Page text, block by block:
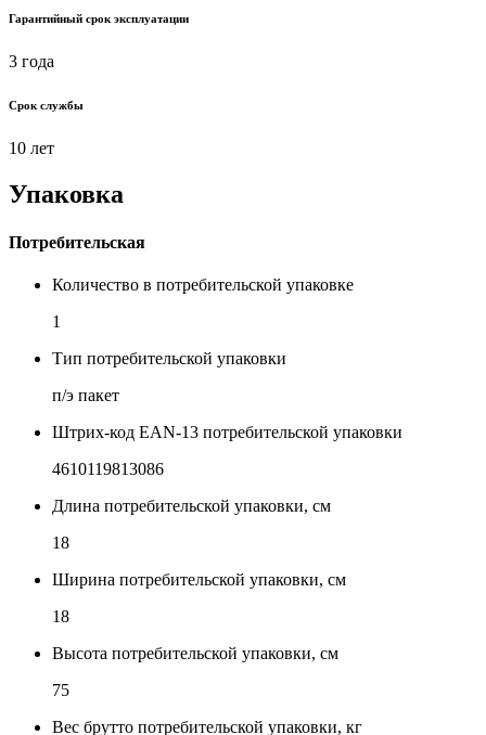
Гарантийный срок эксплуатации
3 года
Срок службы
10 лет
Упаковка
Потребительская
Количество в потребительской упаковке
1
Тип потребительской упаковки
п/э пакет
Штрих-код EAN-13 потребительской упаковки
4610119813086
Длина потребительской упаковки, см
18
Ширина потребительской упаковки, см
18
Высота потребительской упаковки, см
75
Вес брутто потребительской упаковки, кг